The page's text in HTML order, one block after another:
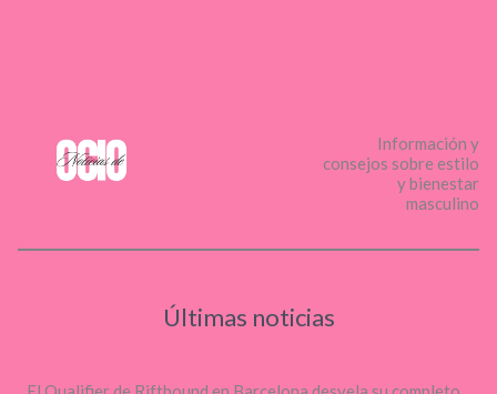
Información y
consejos sobre estilo
y bienestar
masculino
Últimas noticias